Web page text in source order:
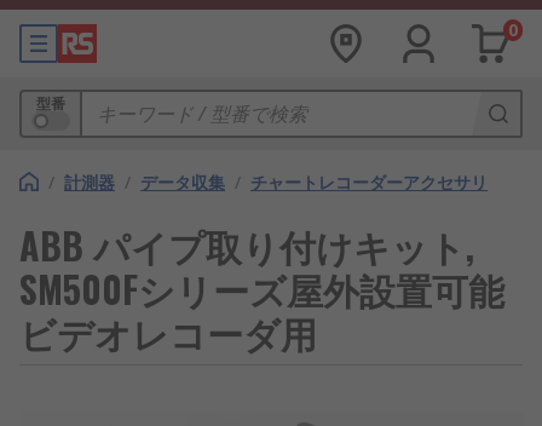
0
型番
/ 計測器 / データ収集 / チャートレコーダーアクセサリ
ABB パイプ取り付けキット,
SM500Fシリーズ屋外設置可能
ビデオレコーダ用